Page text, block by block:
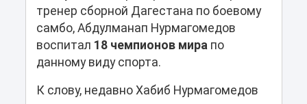
тренер сборной Дагестана по боевому
самбо, Абдулманап Нурмагомедов
воспитал 18 чемпионов мирапо
данному виду спорта.
К слову, недавно Хабиб Нурмагомедов